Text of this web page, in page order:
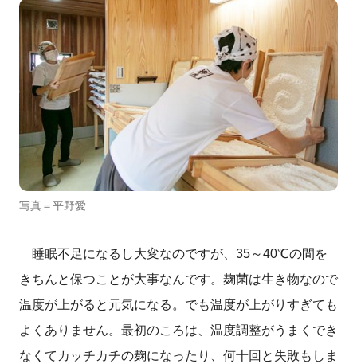
写真＝平野愛
睡眠不足になるし大変なのですが、 35～40℃の間を
きちんと保つことが大事なんです。麹菌は生き物なので
温度が上がると元気になる。でも温度が上がりすぎても
よくありません。最初のころは、温度調整がうまくでき
なくてカッチカチの麹になったり、何十回と失敗もしま